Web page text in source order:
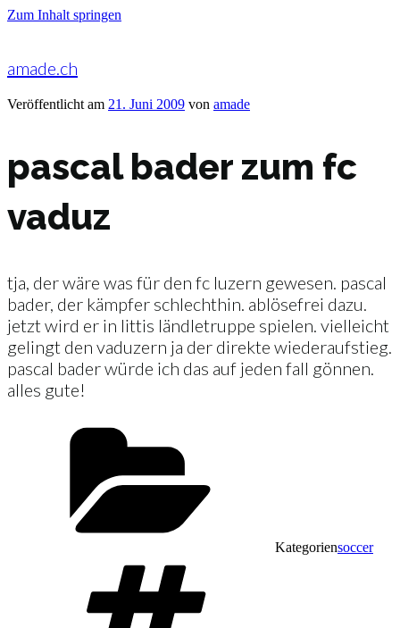
Zum Inhalt springen
amade.ch
Veröffentlicht am 21. Juni 2009 von amade
pascal bader zum fc
vaduz
tja, der wäre was für den fc luzern gewesen. pascal
bader, der kämpfer schlechthin. ablösefrei dazu.
jetzt wird er in littis ländletruppe spielen. vielleicht
gelingt den vaduzern ja der direkte wiederaufstieg.
pascal bader würde ich das auf jeden fall gönnen.
alles gute!
Kategoriensoccer